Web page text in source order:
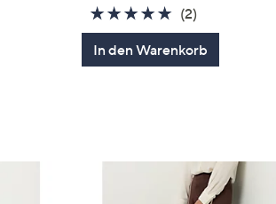
5.0
von
5
(2)
Bewertungen
In den Warenkorb